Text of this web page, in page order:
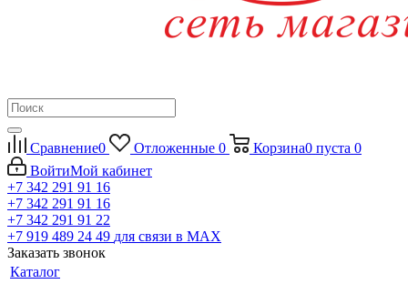
Сравнение0 Отложенные 0 Корзина0 пуста 0
ВойтиМой кабинет
+7 342 291 91 16
+7 342 291 91 16
+7 342 291 91 22
+7 919 489 24 49 для связи в МАХ
Заказать звонок
Каталог